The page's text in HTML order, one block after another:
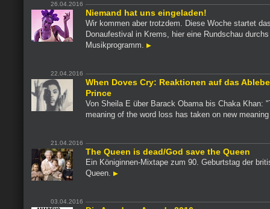
26.04.2016
Niemand hat uns eingeladen!
Wir kommen aber trotzdem. Diese Woche startet
Donaufestival in Krems, hier eine Rundschau durchs
Musikprogramm.
22.04.2016
When Doves Cry: Reaktionen auf das
Prince
Von Sheila E über Barack Obama bis Chaka Khan:
meaning of the word loss has taken on new
21.04.2016
The Queen is dead/God save the Queen
Ein Königinnen-Mixtape zum 90. Geburtstag der
Queen.
03.04.2016